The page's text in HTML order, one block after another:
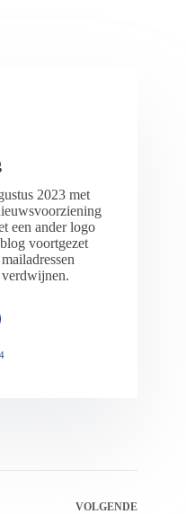
2023 met
een ander logo
voortgezet
verdwijnen.
VOLGENDE